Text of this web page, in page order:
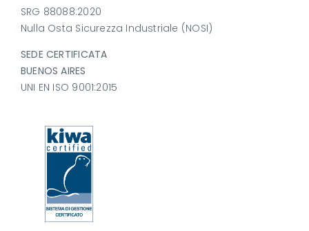
SRG 88088:2020
Nulla Osta Sicurezza Industriale (NOSI)
SEDE CERTIFICATA
BUENOS AIRES
UNI EN ISO 9001:2015